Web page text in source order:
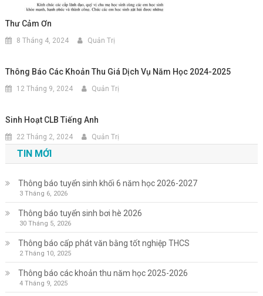
Thư Cảm Ơn
8 Tháng 4, 2024 Quản Trị
Thông Báo Các Khoản Thu Giá Dịch Vụ Năm Học 2024-2025
12 Tháng 9, 2024 Quản Trị
Sinh Hoạt CLB Tiếng Anh
22 Tháng 2, 2024 Quản Trị
TIN MỚI
Thông báo tuyển sinh khối 6 năm học 2026-2027
3 Tháng 6, 2026
Thông báo tuyển sinh bơi hè 2026
30 Tháng 5, 2026
Thông báo cấp phát văn bằng tốt nghiệp THCS
2 Tháng 10, 2025
Thông báo các khoản thu năm học 2025-2026
4 Tháng 9, 2025